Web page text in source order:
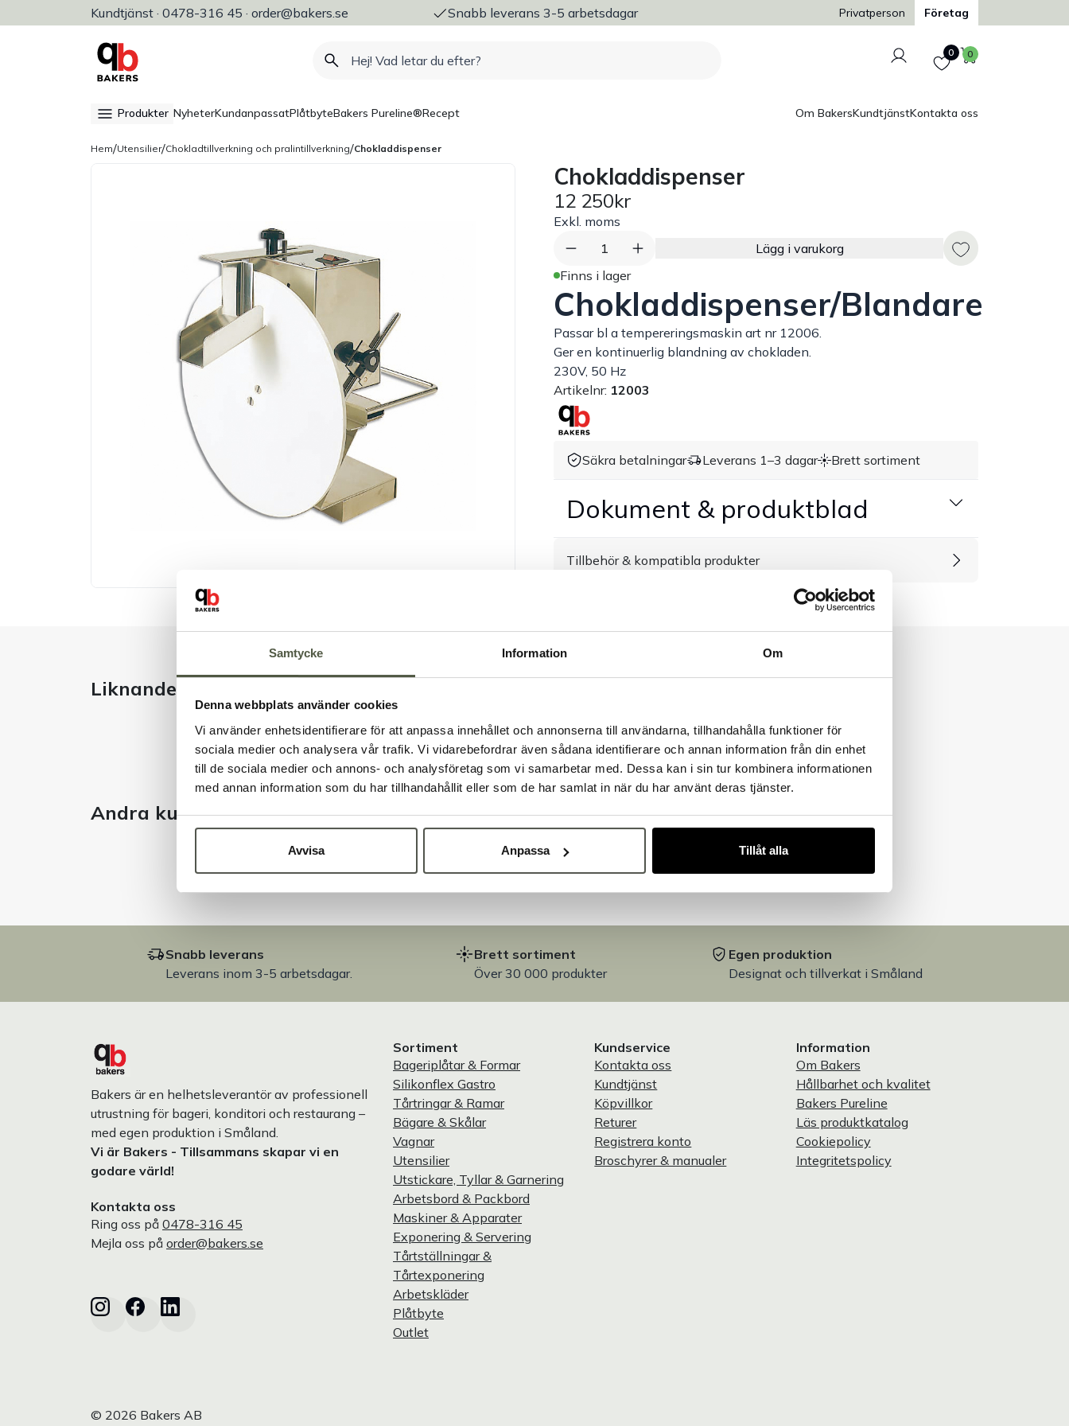
Samtycke Information Om
Denna webbplats använder cookies
Vi använder enhetsidentifierare för att anpassa innehållet och annonserna till användarna, tillhandahålla funktioner för
sociala medier och analysera vår trafik. Vi vidarebefordrar även sådana identifierare och annan information från din enhet
till de sociala medier och annons- och analysföretag som vi samarbetar med. Dessa kan i sin tur kombinera informationen
med annan information som du har tillhandahållit eller som de har samlat in när du har använt deras tjänster.
Avvisa Anpassa Tillåt alla
Kundtjänst · 0478-316 45 · order@bakers.se
Allt för bageri, konditori & restaurang Snabb leverans 3-5 arbetsdagar Trygg och säker betalning
Privatperson Företag
Logga in
Favoriter
0 Varukorg
0
Produkter NyheterKundanpassatPlåtbyteBakers Pureline®Recept Om BakersKundtjänstKontakta oss
Hem/Utensilier/Chokladtillverkning och pralintillverkning/Chokladdispenser
Chokladdispenser
12 250kr
Exkl. moms
1
Lägg i varukorg
Finns i lager
Chokladdispenser/Blandare
Passar bl a tempereringsmaskin art nr 12006.
Ger en kontinuerlig blandning av chokladen.
230V, 50 Hz
Artikelnr: 12003
Säkra betalningar Leverans 1–3 dagar Brett sortiment
Dokument & produktblad
Tillbehör & kompatibla produkter
Liknande produkter
Andra kunder tittade även på
Snabb leverans
Leverans inom 3-5 arbetsdagar.
Brett sortiment
Över 30 000 produkter
Egen produktion
Designat och tillverkat i Småland
Bakers är en helhetsleverantör av professionell
utrustning för bageri, konditori och restaurang –
med egen produktion i Småland.
Vi är Bakers - Tillsammans skapar vi en
godare värld!
Kontakta oss
Ring oss på 0478-316 45
Mejla oss på order@bakers.se
Sortiment
Bageriplåtar & Formar
Silikonflex Gastro
Tårtringar & Ramar
Bägare & Skålar
Vagnar
Utensilier
Utstickare, Tyllar & Garnering
Arbetsbord & Packbord
Maskiner & Apparater
Exponering & Servering
Tårtställningar &
Tårtexponering
Arbetskläder
Plåtbyte
Outlet
Kundservice
Kontakta oss
Kundtjänst
Köpvillkor
Returer
Registrera konto
Broschyrer & manualer
Information
Om Bakers
Hållbarhet och kvalitet
Bakers Pureline
Läs produktkatalog
Cookiepolicy
Integritetspolicy
© 2026 Bakers AB
Välkommen till Bakers!
Handlar du som företag eller privatperson?
Fortsätt som privatperson
Fortsätt som företag